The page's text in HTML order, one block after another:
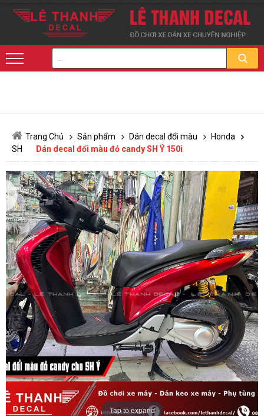
Trang Chủ Sản phẩm Dán decal đổi màu
Honda
SH
Dán decal đổi màu đỏ candy SH Ý 150i
Tap to expand